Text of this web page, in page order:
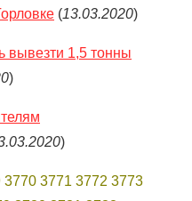
(13.03.2020)
вывезти 1,5 тонны
)
)
3770 3771 3772 3773